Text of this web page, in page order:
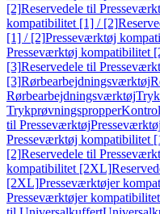
[2]Reservedele til
kompatibilitet [1] / [2]
[1] / [2]Presseværktøj
Presseværktøj kompatibilitet
[3]Reservedele til
[3]Rørbearbejdningsværktøj
Rørbearbejdningsværktøj
Trykprøvningspropper
til Presseværktøj
Presseværktøj kompatibilitet
[2]Reservedele til
kompatibilitet [2XL]
[2XL]Presseværktøjer
Presseværktøjer